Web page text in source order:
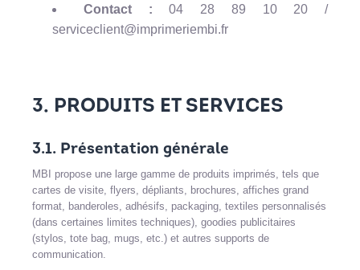
Contact : 04 28 89 10 20 /
serviceclient@imprimeriembi.fr
3. PRODUITS ET SERVICES
3.1. Présentation générale
MBI propose une large gamme de produits imprimés, tels que
cartes de visite, flyers, dépliants, brochures, affiches grand
format, banderoles, adhésifs, packaging, textiles personnalisés
(dans certaines limites techniques), goodies publicitaires
(stylos, tote bag, mugs, etc.) et autres supports de
communication.